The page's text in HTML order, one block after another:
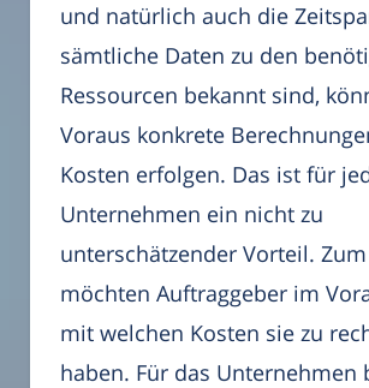
und natürlich auch die
sämtliche Daten zu den
Ressourcen bekannt sind,
Voraus konkrete
Kosten erfolgen. Das ist für
Unternehmen ein nicht zu
unterschätzender Vorteil.
möchten Auftraggeber im
mit welchen Kosten sie zu
haben. Für das Unternehmen